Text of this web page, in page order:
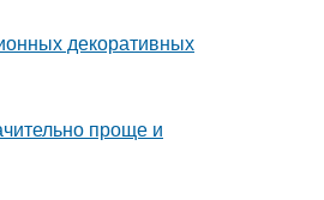
декоративных
проще и